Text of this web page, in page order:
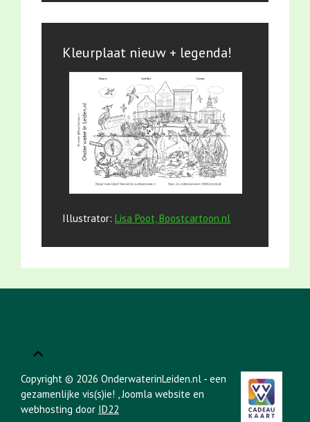
Kleurplaat nieuw + legenda!
Illustrator: Lisa Poot, Boostcartoon.nl
Copyright © 2026 OnderwaterinLeiden.nl - een
gezamenlijke vis(s)ie! , Joomla website en
webhosting door ID22